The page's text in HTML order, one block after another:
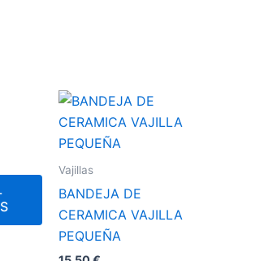
Vajillas
BANDEJA DE
CERAMICA VAJILLA
PEQUEÑA